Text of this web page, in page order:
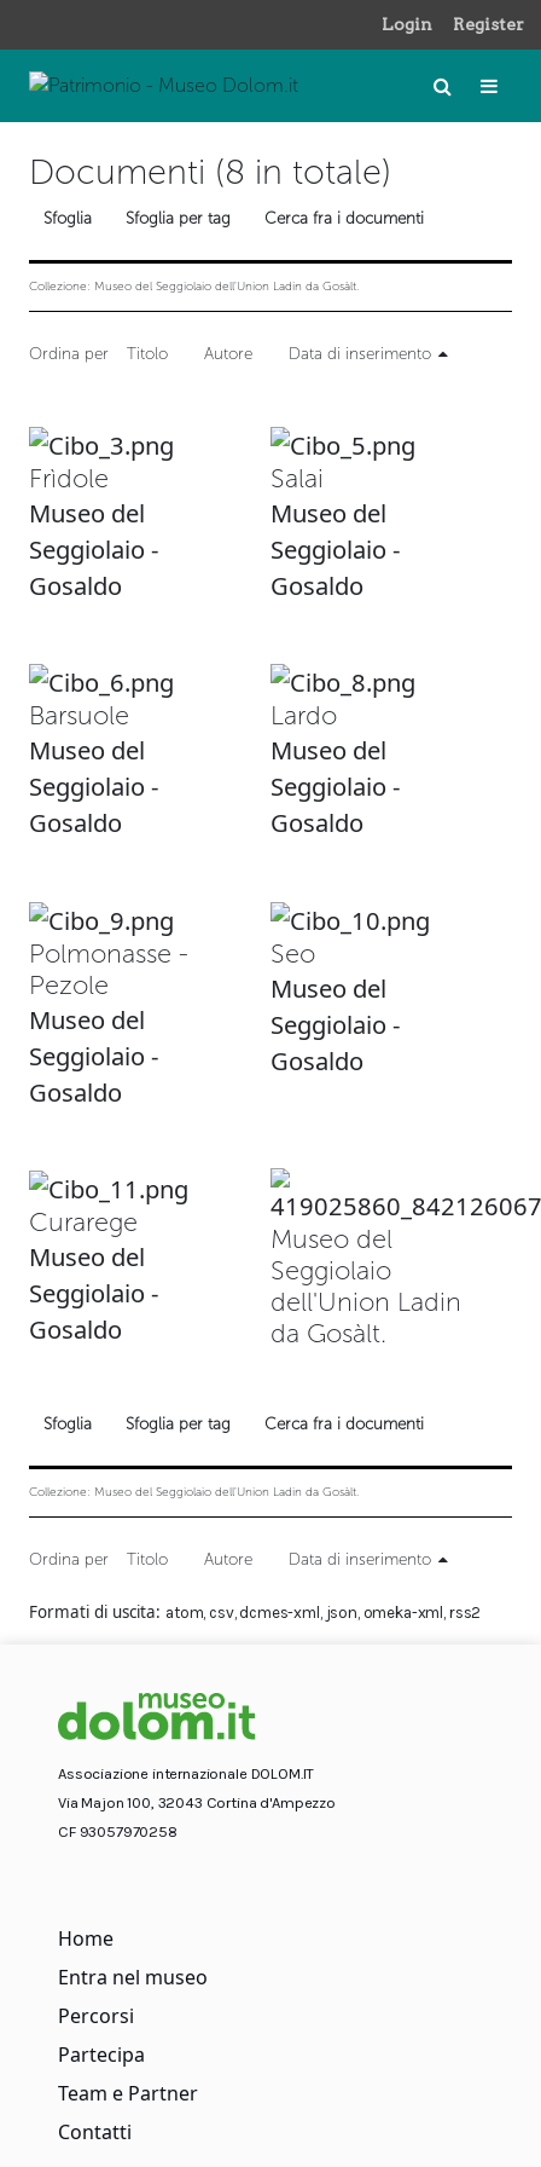
Login Register
Documenti (8 in totale)
Sfoglia Sfoglia per tag Cerca fra i documenti
Collezione: Museo del Seggiolaio dell'Union Ladin da Gosàlt.
Ordina per Titolo Autore Data di inserimento
Frìdole
Museo del
Seggiolaio -
Gosaldo
Salai
Museo del
Seggiolaio -
Gosaldo
Barsuole
Museo del
Seggiolaio -
Gosaldo
Lardo
Museo del
Seggiolaio -
Gosaldo
Polmonasse -
Pezole
Museo del
Seggiolaio -
Gosaldo
Seo
Museo del
Seggiolaio -
Gosaldo
Curarege
Museo del
Seggiolaio -
Gosaldo
Museo del
Seggiolaio
dell'Union Ladin
da Gosàlt.
Sfoglia Sfoglia per tag Cerca fra i documenti
Collezione: Museo del Seggiolaio dell'Union Ladin da Gosàlt.
Ordina per Titolo Autore Data di inserimento
Formati di uscita atom csv, dcmes-xml json omeka-xml rss2
Associazione internazionale DOLOM.IT
Via Majon 100, 32043 Cortina d'Ampezzo
CF 93057970258
Home
Entra nel museo
Percorsi
Partecipa
Team e Partner
Contatti